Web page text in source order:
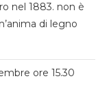
nel 1883. non è
di legno
ore 15.30